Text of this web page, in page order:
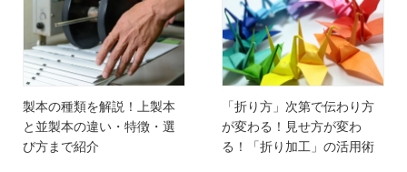
製本の種類を解説！上製本
と並製本の違い・特徴・選
び方まで紹介
「折り方」次第で伝わり方
が変わる！見せ方が変わ
る！「折り加工」の活用術